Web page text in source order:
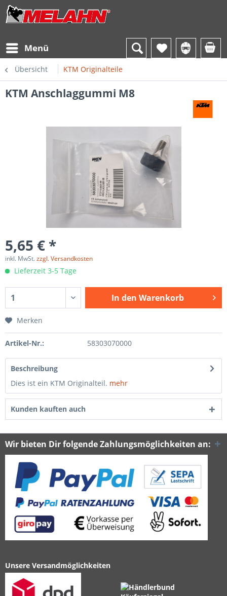
Menü
Übersicht KTM Originalteile
KTM Anschlaggummi M8
5,65 € *
inkl. MwSt.zzgl. Versandkosten
Lieferzeit 3-5 Tage
In den Warenkorb
Merken
Artikel-Nr.: 58303070000
Beschreibung
Dies ist ein KTM Originalteil. mehr
Kunden kauften auch
Wir bieten Dir folgende Zahlungsmöglichkeiten an:
Unsere Versandmöglichkeiten